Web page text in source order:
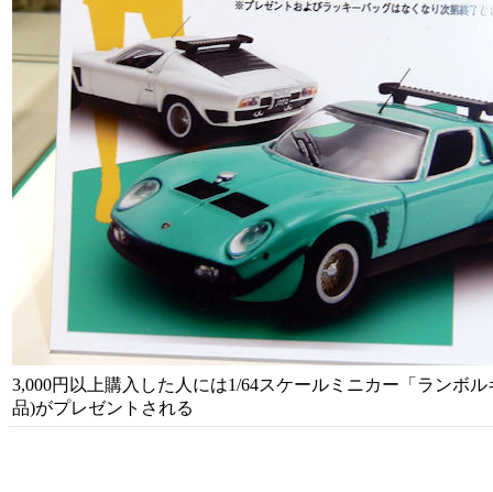
3,000円以上購入した人には1/64スケールミニカー「ランボ
品)がプレゼントされる